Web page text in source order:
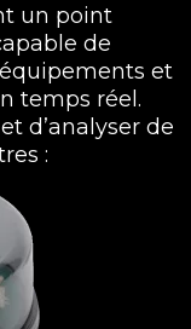
un point
de
et
temps réel.
d’analyser de
: